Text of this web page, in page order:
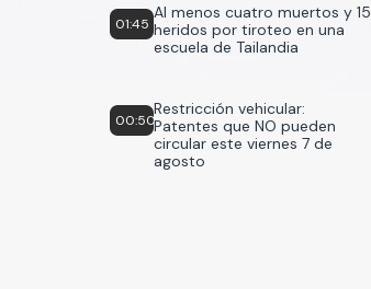
01:45
Al menos cuatro muertos y 15
heridos por tiroteo en una
escuela de Tailandia
00:50
Restricción vehicular:
Patentes que NO pueden
circular este viernes 7 de
agosto